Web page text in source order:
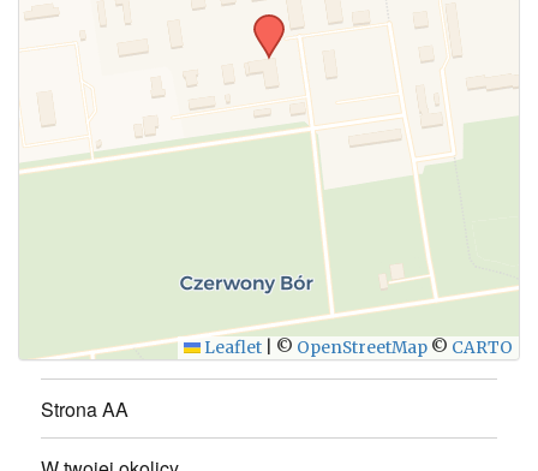
Leaflet © OpenStreetMap © CARTO
Strona AA